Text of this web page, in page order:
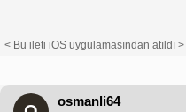
< Bu ileti iOS uygulamasından atıldı >
osmanli64